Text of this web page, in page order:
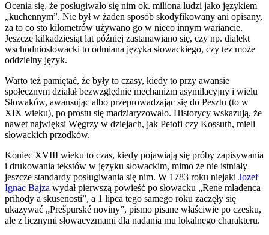
Ocenia się, że posługiwało się nim ok. miliona ludzi jako językiem
„kuchennym”. Nie był w żaden sposób skodyfikowany ani opisany,
za to co sto kilometrów używano go w nieco innym wariancie.
Jeszcze kilkadziesiąt lat później zastanawiano się, czy np. dialekt
wschodniosłowacki to odmiana języka słowackiego, czy tez może
oddzielny język.
Warto też pamiętać, że były to czasy, kiedy to przy awansie
społecznym działał bezwzględnie mechanizm asymilacyjny i wielu
Słowaków, awansując albo przeprowadzając się do Pesztu (to w
XIX wieku), po prostu się madziaryzowało. Historycy wskazują, że
nawet najwięksi Węgrzy w dziejach, jak Petofi czy Kossuth, mieli
słowackich przodków.
Koniec XVIII wieku to czas, kiedy pojawiają się próby zapisywania
i drukowania tekstów w języku słowackim, mimo że nie istniały
jeszcze standardy posługiwania się nim. W 1783 roku niejaki Jozef
Ignac Bajza wydał pierwszą powieść po słowacku „Rene mladenca
prihody a skusenosti”, a 1 lipca tego samego roku zaczęły się
ukazywać „Prešpurské noviny”, pismo pisane właściwie po czesku,
ale z licznymi słowacyzmami dla nadania mu lokalnego charakteru.